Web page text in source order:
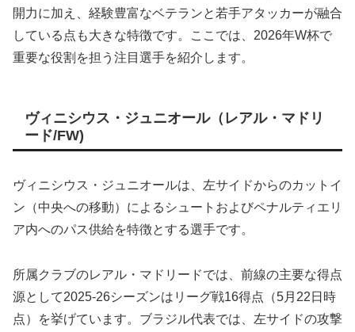
開力に加え、経験豊富なベテランと若手アタッカーが融合
している点も大きな特徴です。ここでは、2026年W杯で
重要な役割を担う注目選手を紹介します。
ヴィニシウス・ジュニオール（レアル・マドリ
ード/FW)
ヴィニシウス・ジュニオールは、左サイドからのカットイ
ン（中央への移動）によるシュートおよびペナルティエリ
ア内へのパス供給を特徴とする選手です。
所属クラブのレアル・マドリードでは、前線の主要な得点
源として2025-26シーズンはリーグ戦16得点（5月22日時
点）を挙げています。ブラジル代表では、左サイドの攻撃